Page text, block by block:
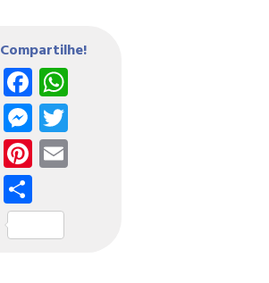
Compartilhe!
Facebook
WhatsApp
Messenger
Twitter
Pinterest
Email
Share